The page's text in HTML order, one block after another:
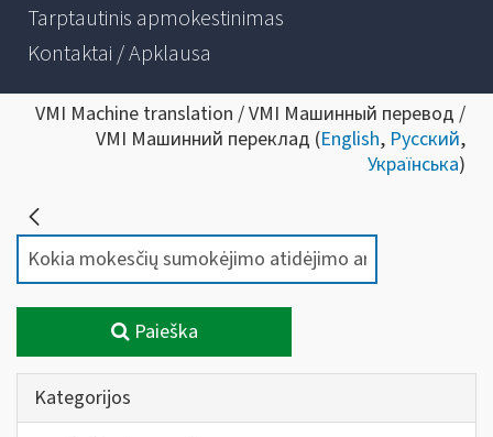
Tarptautinis apmokestinimas
Kontaktai / Apklausa
VMI Machine translation / VMI Машинный перевод /
VMI Машинний переклад (English, Русский,
Українська)
Paieška
Kategorijos